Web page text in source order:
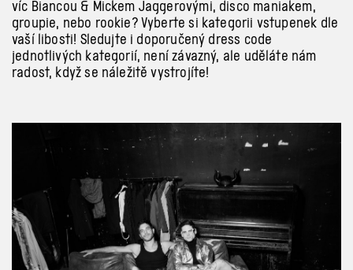
víc Biancou & Mickem Jaggerovými, disco maniakem,
groupie, nebo rookie? Vyberte si kategorii vstupenek dle
vaší libosti! Sledujte i doporučený dress code
jednotlivých kategorií, není závazný, ale uděláte nám
radost, když se náležitě vystrojíte!